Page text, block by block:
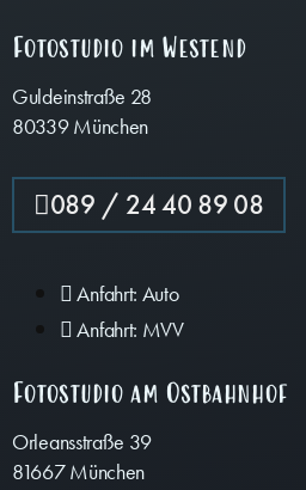
Fotostudio im Westend
Guldeinstraße 28
80339 München
089 / 24 40 89 08
Anfahrt: Auto
Anfahrt: MVV
Fotostudio am Ostbahnhof
Orleansstraße 39
81667 München